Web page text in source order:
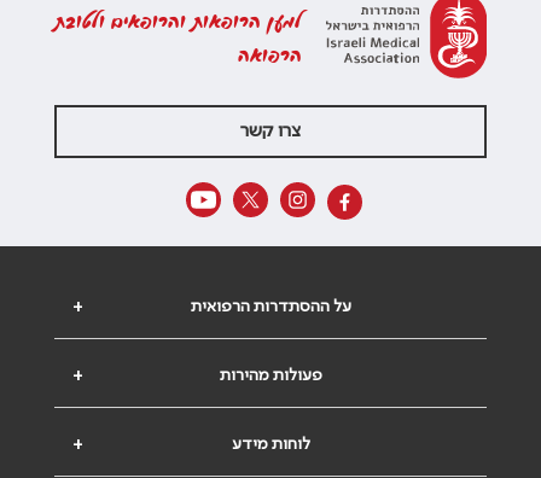
למען הרופאות והרופאים ולטובת
הרפואה
צרו קשר
+ על ההסתדרות הרפואית
+ פעולות מהירות
+ לוחות מידע